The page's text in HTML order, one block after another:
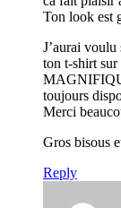
Ton look est
J’aurai
ton t-shirt sur
toujours
Merci
Gros bisous
Reply